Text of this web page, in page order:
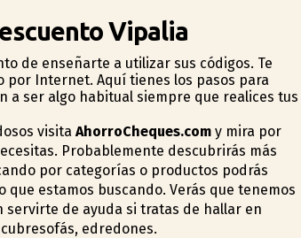
Vipalia
de enseñarte a utilizar sus códigos. Te
por Internet. Aquí tienes los pasos para
a ser algo habitual siempre que realices tus
visita AhorroCheques.comy mira por
Probablemente descubrirás más
por categorías o productos podrás
estamos buscando. Verás que tenemos
de ayuda si tratas de hallar en
edredones.